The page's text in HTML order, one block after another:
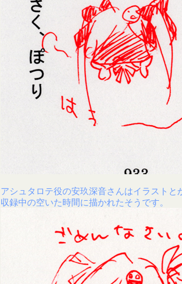
アシュタロテ役の安玖深音さんはイラストと
収録中の空いた時間に描かれたそうです。